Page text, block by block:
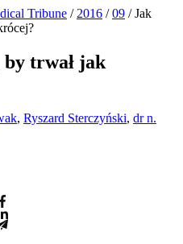
Tribune / 2016 /09 / Jak
by trwał jak
, Ryszard Sterczyński, dr n.